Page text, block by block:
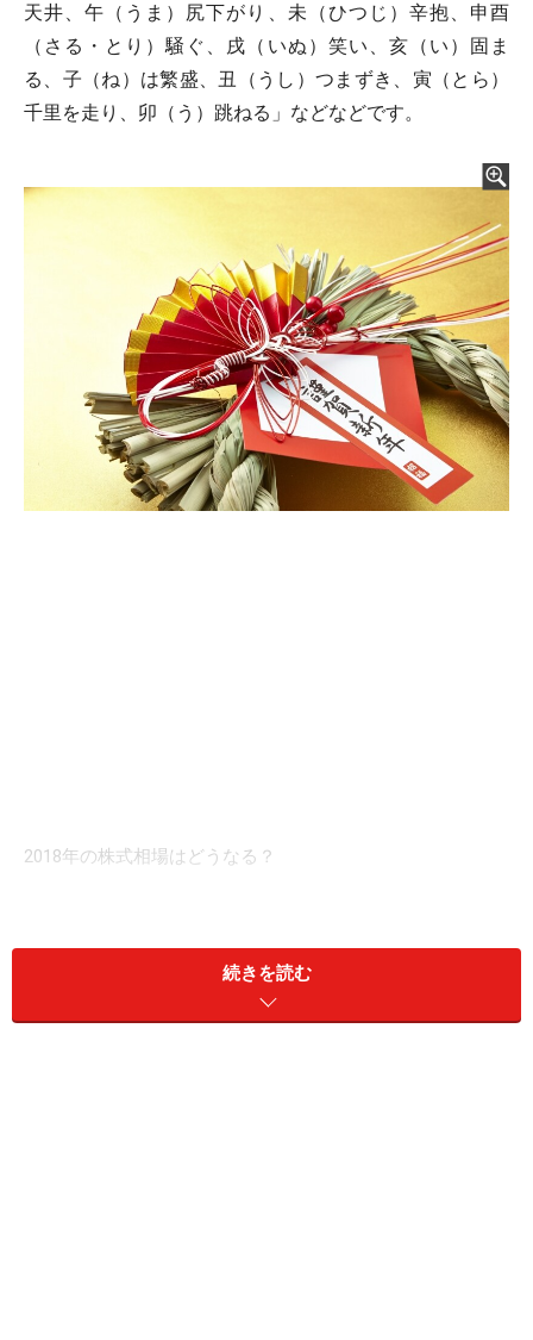
天井、午（うま）尻下がり、未（ひつじ）辛抱、申酉
（さる・とり）騒ぐ、戌（いぬ）笑い、亥（い）固ま
る、子（ね）は繁盛、丑（うし）つまずき、寅（とら）
千里を走り、卯（う）跳ねる」などなどです。
2018年の株式相場はどうなる？
バブルのピークになった1988年～89年が辰・巳で、以降
は長期低迷になっています。「申」だった2016年はイギ
続きを読む